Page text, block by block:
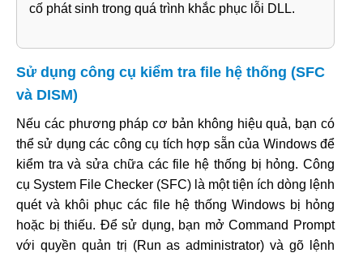
cố phát sinh trong quá trình khắc phục lỗi DLL.
Sử dụng công cụ kiểm tra file hệ thống (SFC
và DISM)
Nếu các phương pháp cơ bản không hiệu quả, bạn có
thể sử dụng các công cụ tích hợp sẵn của Windows để
kiểm tra và sửa chữa các file hệ thống bị hỏng. Công
cụ System File Checker (SFC) là một tiện ích dòng lệnh
quét và khôi phục các file hệ thống Windows bị hỏng
hoặc bị thiếu. Để sử dụng, bạn mở Command Prompt
với quyền quản trị (Run as administrator) và gõ lệnh